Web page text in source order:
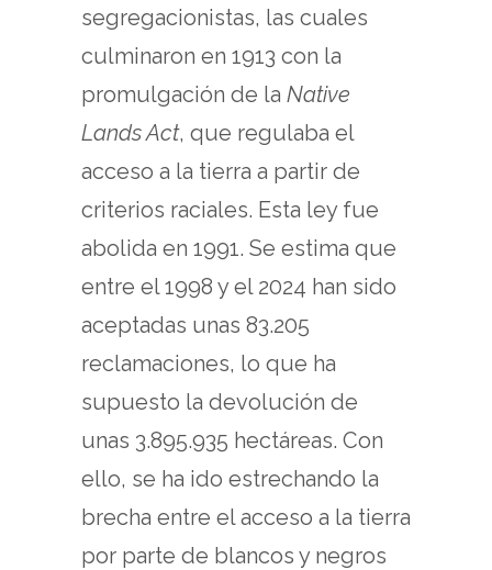
segregacionistas, las cuales
culminaron en 1913 con la
promulgación de la Native
Lands Act, que regulaba el
acceso a la tierra a partir de
criterios raciales. Esta ley fue
abolida en 1991. Se estima que
entre el 1998 y el 2024 han sido
aceptadas unas 83.205
reclamaciones, lo que ha
supuesto la devolución de
unas 3.895.935 hectáreas. Con
ello, se ha ido estrechando la
brecha entre el acceso a la tierra
por parte de blancos y negros